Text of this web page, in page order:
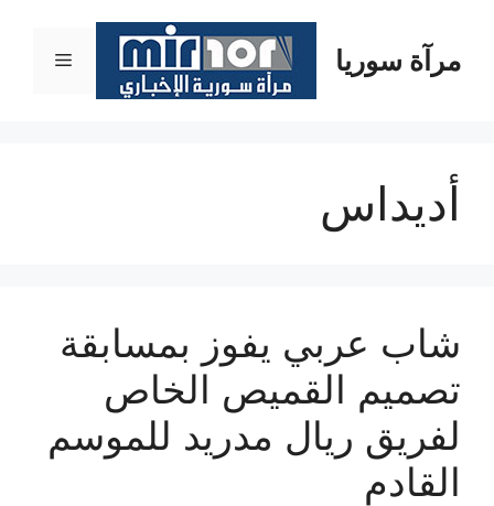
المحتوىمرآة سوريا القائمة
أديداس
شاب عربي يفوز بمسابقة
تصميم القميص الخاص
لفريق ريال مدريد للموسم
القادم